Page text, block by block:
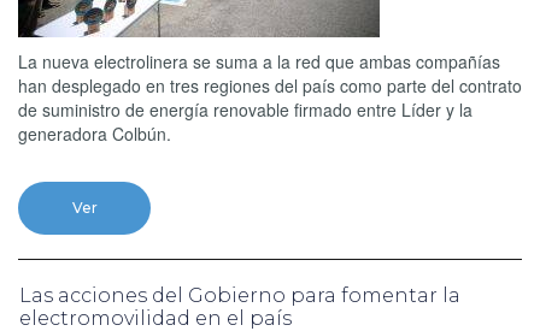
La nueva electrolinera se suma a la red que ambas compañías
han desplegado en tres regiones del país como parte del contrato
de suministro de energía renovable firmado entre Líder y la
generadora Colbún.
Ver
Las acciones del Gobierno para fomentar la
electromovilidad en el país